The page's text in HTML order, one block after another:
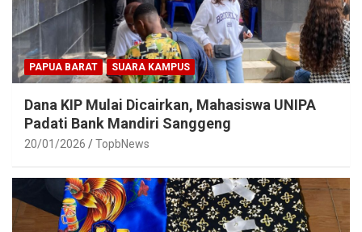
PAPUA BARAT SUARA KAMPUS
Dana KIP Mulai Dicairkan, Mahasiswa UNIPA
Padati Bank Mandiri Sanggeng
20/01/2026 TopbNews